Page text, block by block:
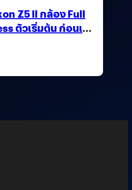
Z5 II กล้อง Full
ตัวเริ่มต้น ก่อนเปิด